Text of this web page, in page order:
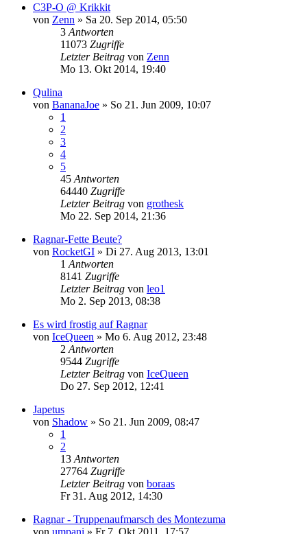
C3P-O @ Krikkit
von Zenn » Sa 20. Sep 2014, 05:50
3 Antworten
11073 Zugriffe
Letzter Beitrag von Zenn
Mo 13. Okt 2014, 19:40
Qulina
von BananaJoe » So 21. Jun 2009, 10:07
1
2
3
4
5
45 Antworten
64440 Zugriffe
Letzter Beitrag von grothesk
Mo 22. Sep 2014, 21:36
Ragnar-Fette Beute?
von RocketGI » Di 27. Aug 2013, 13:01
1 Antworten
8141 Zugriffe
Letzter Beitrag von leo1
Mo 2. Sep 2013, 08:38
Es wird frostig auf Ragnar
von IceQueen » Mo 6. Aug 2012, 23:48
2 Antworten
9544 Zugriffe
Letzter Beitrag von IceQueen
Do 27. Sep 2012, 12:41
Japetus
von Shadow » So 21. Jun 2009, 08:47
1
2
13 Antworten
27764 Zugriffe
Letzter Beitrag von boraas
Fr 31. Aug 2012, 14:30
Ragnar - Truppenaufmarsch des Montezuma
von umpani » Fr 7. Okt 2011, 17:57